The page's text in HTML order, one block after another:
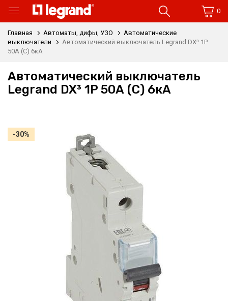
0
Главная Автоматы, дифы, УЗО
Автоматические
выключатели
Автоматический выключатель Legrand DX³ 1P
50А (C) 6кА
Автоматический выключатель
Legrand DX³ 1P 50А (C) 6кА
-30%